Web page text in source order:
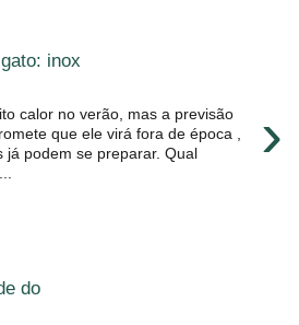
inox
›
calor no verão, mas a previsão
que ele virá fora de época ,
já podem se preparar. Qual
do